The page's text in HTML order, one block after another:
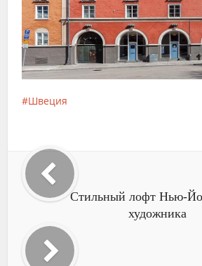
Швеция
Стильный лофт Нью-
художника